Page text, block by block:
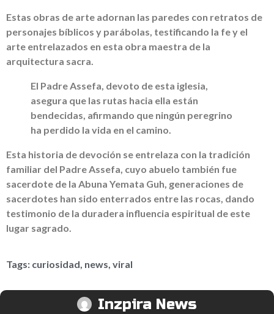
Estas obras de arte adornan las paredes con retratos de
personajes bíblicos y parábolas, testificando la fe y el
arte entrelazados en esta obra maestra de la
arquitectura sacra.
El Padre Assefa, devoto de esta iglesia,
asegura que las rutas hacia ella están
bendecidas, afirmando que ningún peregrino
ha perdido la vida en el camino.
Esta historia de devoción se entrelaza con la tradición
familiar del Padre Assefa, cuyo abuelo también fue
sacerdote de la Abuna Yemata Guh, generaciones de
sacerdotes han sido enterrados entre las rocas, dando
testimonio de la duradera influencia espiritual de este
lugar sagrado.
Tags: curiosidad news viral
Inzpira News